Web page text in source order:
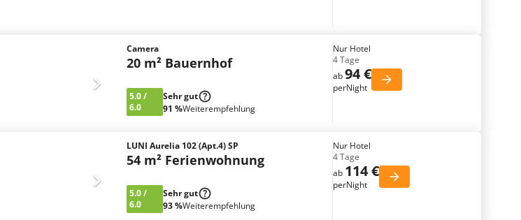
Camera
20 m² Bauernhof
5.0/
6.0
Sehr gut
91 %Weiterempfehlung
Nur Hotel
4 Tage
ab94 €
perNight
LUNI Aurelia 102 (Apt.4) SP
54 m² Ferienwohnung
5.0/
6.0
Sehr gut
93 %Weiterempfehlung
Nur Hotel
4 Tage
ab 114 €
perNight